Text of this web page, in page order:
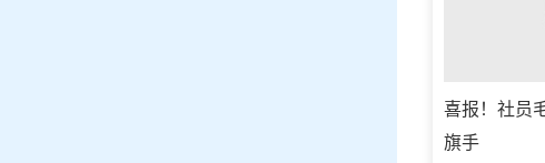
喜报！社员
旗手